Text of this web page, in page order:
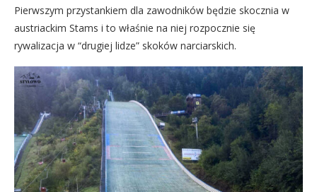
Pierwszym przystankiem dla zawodników będzie skocznia w
austriackim Stams i to właśnie na niej rozpocznie się
rywalizacja w “drugiej lidze” skoków narciarskich.